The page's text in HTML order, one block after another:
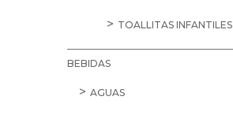
TOALLITAS INFANTILES
BEBIDAS
AGUAS